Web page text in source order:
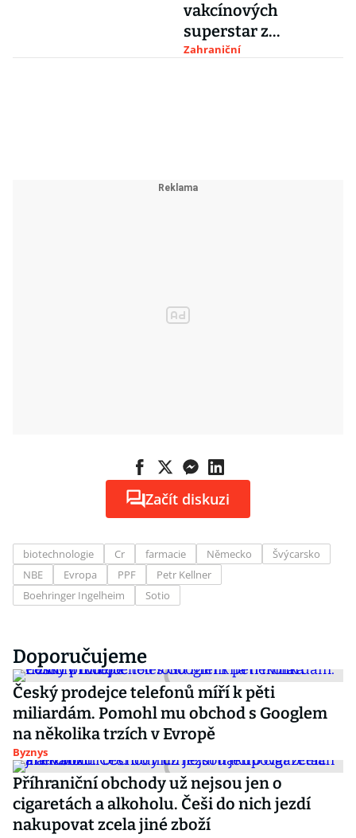
vakcínových
superstar z
BioNTechu
Zahraniční
Začít diskuzi
biotechnologie Cr farmacie Německo
Švýcarsko
NBE
Evropa PPF
Petr Kellner
Boehringer Ingelheim
Sotio
Doporučujeme
Český prodejce telefonů míří k pěti
miliardám. Pomohl mu obchod s Googlem
na několika trzích v Evropě
Byznys
Příhraniční obchody už nejsou jen o
cigaretách a alkoholu. Češi do nich jezdí
nakupovat zcela jiné zboží